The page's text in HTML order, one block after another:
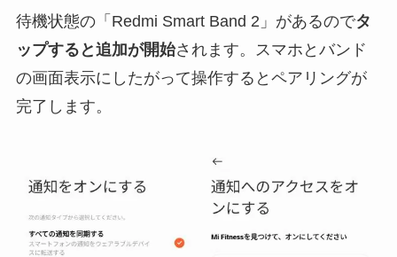
待機状態の「Redmi Smart Band 2」があるのでタ
ップすると追加が開始されます。スマホとバンド
の画面表示にしたがって操作するとペアリングが
完了します。